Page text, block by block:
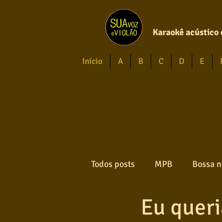
Karaokê acústico
Início A B C D E
Todos posts MPB Bossa
Gospel Axé
Eu